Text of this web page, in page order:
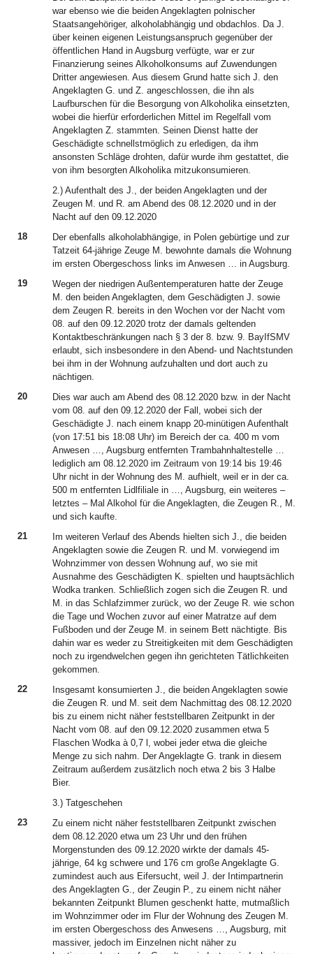
war ebenso wie die beiden Angeklagten polnischer
Staatsangehöriger, alkoholabhängig und obdachlos. Da J.
über keinen eigenen Leistungsanspruch gegenüber der
öffentlichen Hand in Augsburg verfügte, war er zur
Finanzierung seines Alkoholkonsums auf Zuwendungen
Dritter angewiesen. Aus diesem Grund hatte sich J. den
Angeklagten G. und Z. angeschlossen, die ihn als
Laufburschen für die Besorgung von Alkoholika einsetzten,
wobei die hierfür erforderlichen Mittel im Regelfall vom
Angeklagten Z. stammten. Seinen Dienst hatte der
Geschädigte schnellstmöglich zu erledigen, da ihm
ansonsten Schläge drohten, dafür wurde ihm gestattet, die
von ihm besorgten Alkoholika mitzukonsumieren.
2.) Aufenthalt des J., der beiden Angeklagten und der
Zeugen M. und R. am Abend des 08.12.2020 und in der
Nacht auf den 09.12.2020
18
Der ebenfalls alkoholabhängige, in Polen gebürtige und zur
Tatzeit 64-jährige Zeuge M. bewohnte damals die Wohnung
im ersten Obergeschoss links im Anwesen … in Augsburg.
19
Wegen der niedrigen Außentemperaturen hatte der Zeuge
M. den beiden Angeklagten, dem Geschädigten J. sowie
dem Zeugen R. bereits in den Wochen vor der Nacht vom
08. auf den 09.12.2020 trotz der damals geltenden
Kontaktbeschränkungen nach § 3 der 8. bzw. 9. BayIfSMV
erlaubt, sich insbesondere in den Abend- und Nachtstunden
bei ihm in der Wohnung aufzuhalten und dort auch zu
nächtigen.
20
Dies war auch am Abend des 08.12.2020 bzw. in der Nacht
vom 08. auf den 09.12.2020 der Fall, wobei sich der
Geschädigte J. nach einem knapp 20-minütigen Aufenthalt
(von 17:51 bis 18:08 Uhr) im Bereich der ca. 400 m vom
Anwesen …, Augsburg entfernten Trambahnhaltestelle …
lediglich am 08.12.2020 im Zeitraum von 19:14 bis 19:46
Uhr nicht in der Wohnung des M. aufhielt, weil er in der ca.
500 m entfernten Lidlfiliale in …, Augsburg, ein weiteres –
letztes – Mal Alkohol für die Angeklagten, die Zeugen R., M.
und sich kaufte.
21
Im weiteren Verlauf des Abends hielten sich J., die beiden
Angeklagten sowie die Zeugen R. und M. vorwiegend im
Wohnzimmer von dessen Wohnung auf, wo sie mit
Ausnahme des Geschädigten K. spielten und hauptsächlich
Wodka tranken. Schließlich zogen sich die Zeugen R. und
M. in das Schlafzimmer zurück, wo der Zeuge R. wie schon
die Tage und Wochen zuvor auf einer Matratze auf dem
Fußboden und der Zeuge M. in seinem Bett nächtigte. Bis
dahin war es weder zu Streitigkeiten mit dem Geschädigten
noch zu irgendwelchen gegen ihn gerichteten Tätlichkeiten
gekommen.
22
Insgesamt konsumierten J., die beiden Angeklagten sowie
die Zeugen R. und M. seit dem Nachmittag des 08.12.2020
bis zu einem nicht näher feststellbaren Zeitpunkt in der
Nacht vom 08. auf den 09.12.2020 zusammen etwa 5
Flaschen Wodka à 0,7 l, wobei jeder etwa die gleiche
Menge zu sich nahm. Der Angeklagte G. trank in diesem
Zeitraum außerdem zusätzlich noch etwa 2 bis 3 Halbe
Bier.
3.) Tatgeschehen
23
Zu einem nicht näher feststellbaren Zeitpunkt zwischen
dem 08.12.2020 etwa um 23 Uhr und den frühen
Morgenstunden des 09.12.2020 wirkte der damals 45-
jährige, 64 kg schwere und 176 cm große Angeklagte G.
zumindest auch aus Eifersucht, weil J. der Intimpartnerin
des Angeklagten G., der Zeugin P., zu einem nicht näher
bekannten Zeitpunkt Blumen geschenkt hatte, mutmaßlich
im Wohnzimmer oder im Flur der Wohnung des Zeugen M.
im ersten Obergeschoss des Anwesens …, Augsburg, mit
massiver, jedoch im Einzelnen nicht näher zu